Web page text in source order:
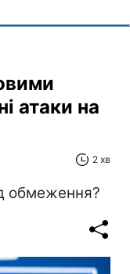
атаки на
2 хв
обмеження?